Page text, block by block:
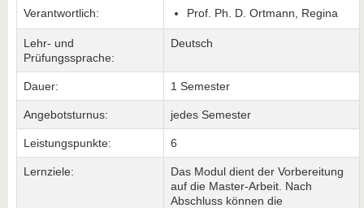
Verantwortlich: Prof. Ph. D. Ortmann, Regina
Lehr- und
Prüfungssprache:
Deutsch
Dauer: 1 Semester
Angebotsturnus: jedes Semester
Leistungspunkte: 6
Lernziele:
Das Modul dient der Vorbereitung
auf die Master-Arbeit. Nach
Abschluss können die